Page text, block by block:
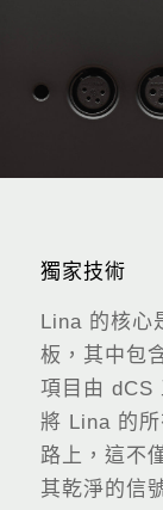
獨家技術
Lina 的核心
板，其中包
項目由 dCS
將 Lina 的
路上，這不
其乾淨的信